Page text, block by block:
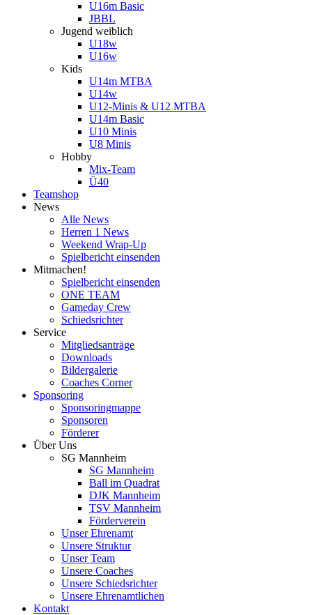
U16m Basic
JBBL
Jugend weiblich
U18w
U16w
Kids
U14m MTBA
U14w
U12-Minis & U12 MTBA
U14m Basic
U10 Minis
U8 Minis
Hobby
Mix-Team
Ü40
Teamshop
News
Alle News
Herren 1 News
Weekend Wrap-Up
Spielbericht einsenden
Mitmachen!
Spielbericht einsenden
ONE TEAM
Gameday Crew
Schiedsrichter
Service
Mitgliedsanträge
Downloads
Bildergalerie
Coaches Corner
Sponsoring
Sponsoringmappe
Sponsoren
Förderer
Über Uns
SG Mannheim
SG Mannheim
Ball im Quadrat
DJK Mannheim
TSV Mannheim
Förderverein
Unser Ehrenamt
Unsere Struktur
Unser Team
Unsere Coaches
Unsere Schiedsrichter
Unsere Ehrenamtlichen
Kontakt